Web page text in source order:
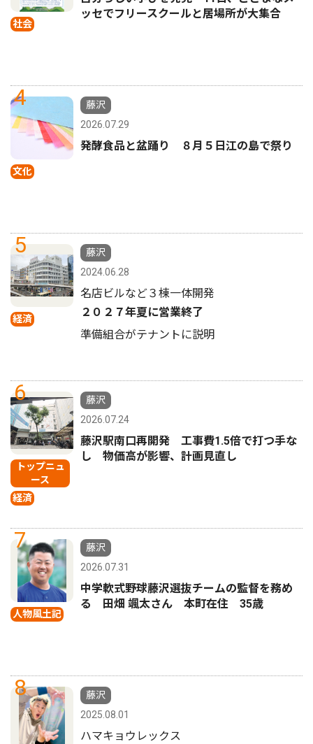
社会
ッセでフリースクールと居場所が大集合
4
文化
藤沢
2026.07.29
発酵食品と盆踊り ８月５日江の島で祭り
5
経済
藤沢
2024.06.28
名店ビルなど３棟一体開発
２０２７年夏に営業終了
準備組合がテナントに説明
6
トップニュ
ース
経済
藤沢
2026.07.24
藤沢駅南口再開発 工事費1.5倍で打つ手な
し 物価高が影響、計画見直し
7
人物風土記
藤沢
2026.07.31
中学軟式野球藤沢選抜チームの監督を務め
る 田畑 颯太さん 本町在住 35歳
8
藤沢
2025.08.01
ハマキョウレックス